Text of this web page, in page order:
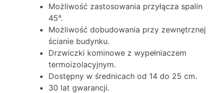
Możliwość zastosowania przyłącza spalin
45°.
Możliwość dobudowania przy zewnętrznej
ścianie budynku.
Drzwiczki kominowe z wypełniaczem
termoizolacyjnym.
Dostępny w średnicach od 14 do 25 cm.
30 lat gwarancji.